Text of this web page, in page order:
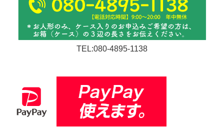
TEL:080-4895-1138